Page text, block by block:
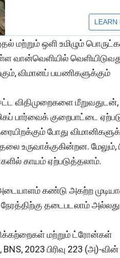
மற்றும் ஒளி உமிழும்
வான்வெளியில்
விமானப் பயணிகளுக்கும்
மீறுவதுடன்,
பார்வைக் குறைபாட்டை
போது
உருவாக்குகின்றன. மேலும்,
காயம் ஏற்படுத்தலாம்.
கண்டு அகற்ற
தடைபடலாம் அல்லது
மற்றும் ட்ரோன்கள்
2023 பிரிவு 223 (அ)-